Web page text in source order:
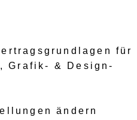
für
Grafik- & Design-
ändern